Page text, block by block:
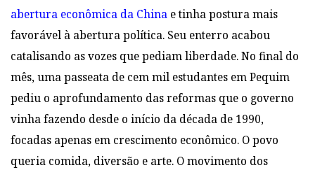
abertura econômica da China e tinha postura mais
favorável à abertura política. Seu enterro acabou
catalisando as vozes que pediam liberdade. No final do
mês, uma passeata de cem mil estudantes em Pequim
pediu o aprofundamento das reformas que o governo
vinha fazendo desde o início da década de 1990,
focadas apenas em crescimento econômico. O povo
queria comida, diversão e arte. O movimento dos